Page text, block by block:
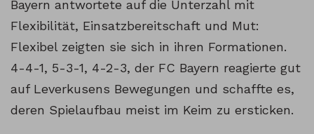
Bayern antwortete auf die Unterzahl mit
Flexibilität, Einsatzbereitschaft und Mut:
Flexibel zeigten sie sich in ihren Formationen.
4-4-1, 5-3-1, 4-2-3, der FC Bayern reagierte gut
auf Leverkusens Bewegungen und schaffte es,
deren Spielaufbau meist im Keim zu ersticken.